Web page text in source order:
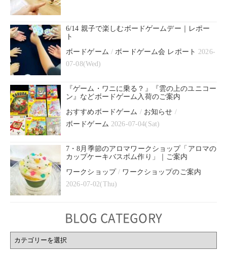
6/14 親子で楽しむボードゲームデー｜レポー
ト
ボードゲーム / ボードゲーム会 レポート 2026-
07-08(Wed)
『ゲーム・ワニに乗る？』『雲の上のユニコー
ン』などボードゲーム入荷のご案内
おすすめボードゲーム / お知らせ /
ボードゲーム 2026-07-04(Sat)
7・8月季節のアロマワークショップ「アロマの
カップケーキバスボム作り」｜ご案内
ワークショップ/ ワークショップのご案内
2026-07-02(Thu)
BLOG CATEGORY
BLOG
CATEGORY